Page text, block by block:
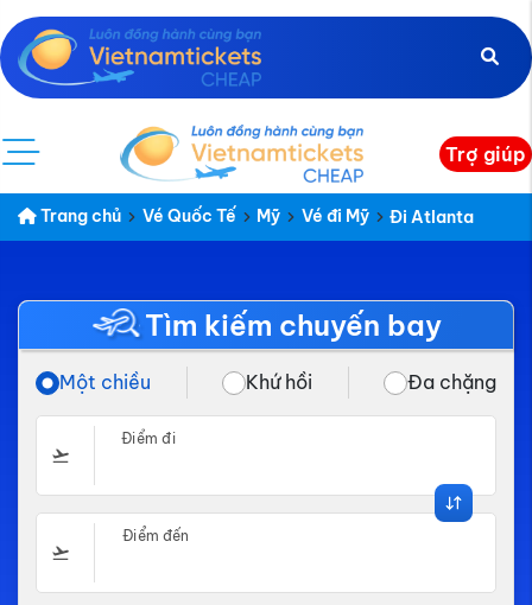
Trợ giúp
Trang chủ Vé Quốc Tế Mỹ Vé đi Mỹ Đi Atlanta
Tìm kiếm chuyến bay
Một chiều Khứ hồi Đa chặng
Điểm đi
Điểm đến